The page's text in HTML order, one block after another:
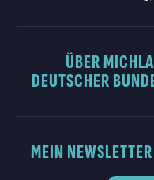
ÜBER MICH
DEUTSCHER
MEIN